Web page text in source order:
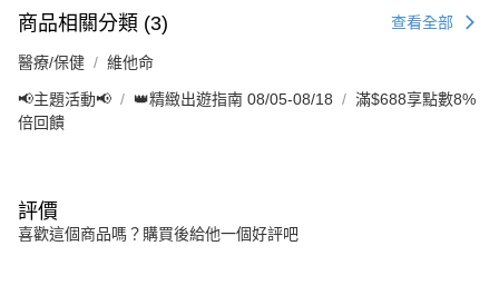
商品相關分類 (3) 查看全部
醫療/保健 維他命
📢主題活動📢 👑精緻出遊指南 08/05-08/18
滿$688享點數8%
倍回饋
評價
喜歡這個商品嗎？購買後給他一個好評吧